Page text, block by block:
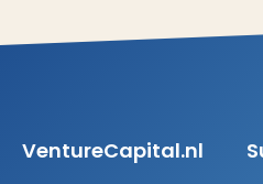
VentureCapital.nl